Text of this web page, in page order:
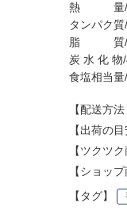
熱 量/
タンパク
脂 質/
炭 水 化 物
食塩相当
【配送方
【出荷の
【ツクツ
【ショッ
【タグ】